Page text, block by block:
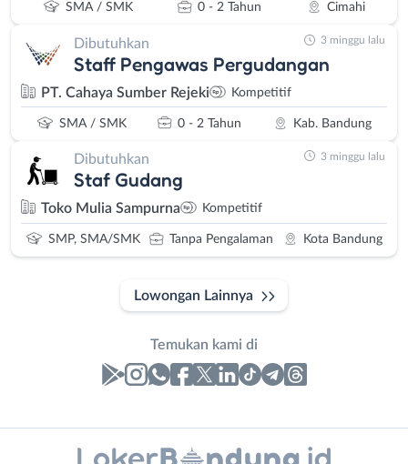
SMA / SMK 0 - 2 Tahun Cimahi
Dibutuhkan
Staff Pengawas Pergudangan
PT. Cahaya Sumber Rejeki Kompetitif
SMA / SMK 0 - 2 Tahun Kab. Bandung
3 minggu lalu
Dibutuhkan
Staf Gudang
Toko Mulia Sampurna Kompetitif
SMP, SMA/SMK Tanpa Pengalaman Kota Bandung
3 minggu lalu
Lowongan Lainnya
Temukan kami di